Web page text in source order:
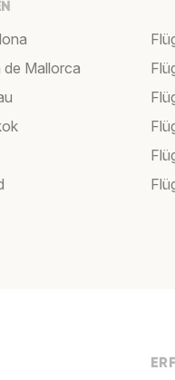
de Mallorca